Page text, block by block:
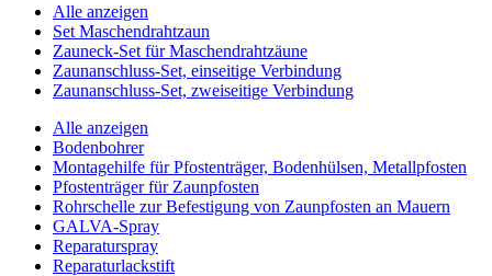
Alle anzeigen
Set Maschendrahtzaun
Zauneck-Set für Maschendrahtzäune
Zaunanschluss-Set, einseitige Verbindung
Zaunanschluss-Set, zweiseitige Verbindung
Alle anzeigen
Bodenbohrer
Montagehilfe für Pfostenträger, Bodenhülsen, Metallpfosten
Pfostenträger für Zaunpfosten
Rohrschelle zur Befestigung von Zaunpfosten an Mauern
GALVA-Spray
Reparaturspray
Reparaturlackstift